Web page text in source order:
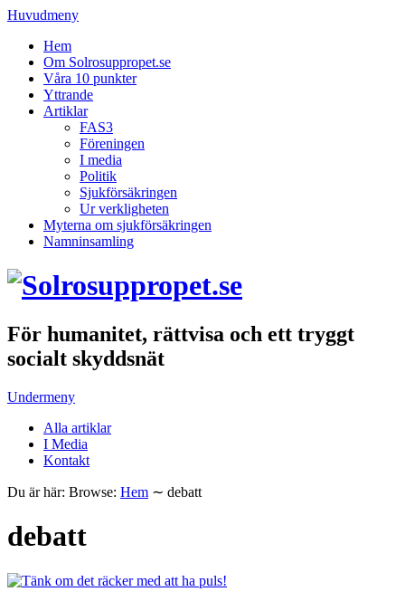
Huvudmeny
Hem
Om Solrosuppropet.se
Våra 10 punkter
Yttrande
Artiklar
FAS3
Föreningen
I media
Politik
Sjukförsäkringen
Ur verkligheten
Myterna om sjukförsäkringen
Namninsamling
För humanitet, rättvisa och ett tryggt
socialt skyddsnät
Undermeny
Alla artiklar
I Media
Kontakt
Du är här: Browse: Hem ∼ debatt
debatt